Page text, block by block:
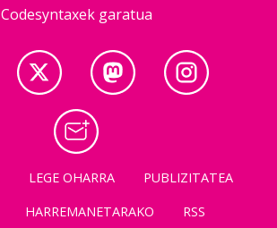
Codesyntaxek garatua
LEGE OHARRA
PUBLIZITATEA
HARREMANETARAKO RSS